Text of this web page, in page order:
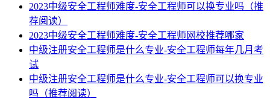
2023中级安全工程师难度-安全工程师可以换专业吗（推
荐阅读）
2023中级安全工程师难度-安全工程师网校推荐哪家
中级注册安全工程师是什么专业-安全工程师每年几月考
试
中级注册安全工程师是什么专业-安全工程师可以换专业
吗（推荐阅读）